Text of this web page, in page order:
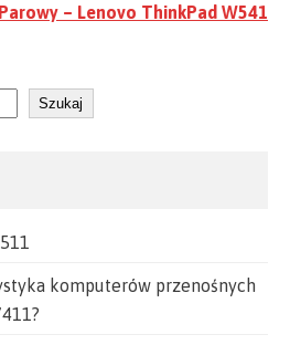
– Lenovo ThinkPad W541
Szukaj
komputerów przenośnych